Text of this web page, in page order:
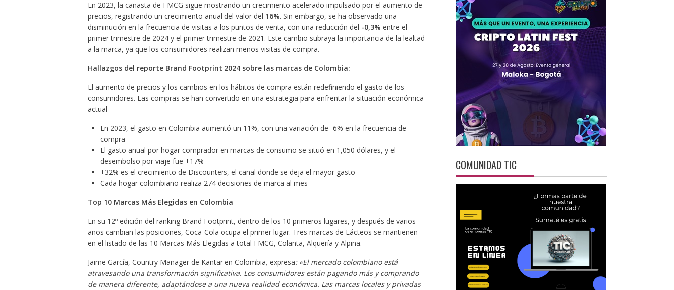
En 2023, la canasta de FMCG sigue mostrando un crecimiento acelerado impulsado por el aumento de
precios, registrando un crecimiento anual del valor del 16%. Sin embargo, se ha observado una
disminución en la frecuencia de visitas a los puntos de venta, con una reducción del -0,3% entre el
primer trimestre de 2024 y el primer trimestre de 2021. Este cambio subraya la importancia de la lealtad
a la marca, ya que los consumidores realizan menos visitas de compra.
Hallazgos del reporte Brand Footprint 2024 sobre las marcas de Colombia:
El aumento de precios y los cambios en los hábitos de compra están redefiniendo el gasto de los
consumidores. Las compras se han convertido en una estrategia para enfrentar la situación económica
actual
En 2023, el gasto en Colombia aumentó un 11%, con una variación de -6% en la frecuencia de
compra
El gasto anual por hogar comprador en marcas de consumo se situó en 1,050 dólares, y el
desembolso por viaje fue +17%
+32% es el crecimiento de Discounters, el canal donde se deja el mayor gasto
Cada hogar colombiano realiza 274 decisiones de marca al mes
Top 10 Marcas Más Elegidas en Colombia
En su 12º edición del ranking Brand Footprint, dentro de los 10 primeros lugares, y después de varios
años cambian las posiciones, Coca-Cola ocupa el primer lugar. Tres marcas de Lácteos se mantienen
en el listado de las 10 Marcas Más Elegidas a total FMCG, Colanta, Alquería y Alpina.
Jaime García, Country Manager de Kantar en Colombia, expresa: «El mercado colombiano está
atravesando una transformación significativa. Los consumidores están pagando más y comprando
de manera diferente, adaptándose a una nueva realidad económica. Las marcas locales y privadas
COMUNIDAD TIC